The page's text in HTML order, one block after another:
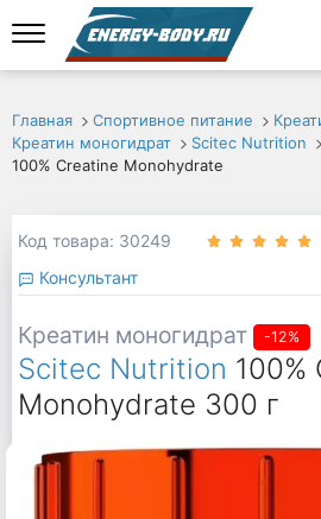
Главная Спортивное питание
Креатин моногидрат
Scitec Nutrition
100% Creatine Monohydrate
Код товара: 30249
Консультант
Креатин моногидрат -12%
Scitec Nutrition 100%
Monohydrate 300 г